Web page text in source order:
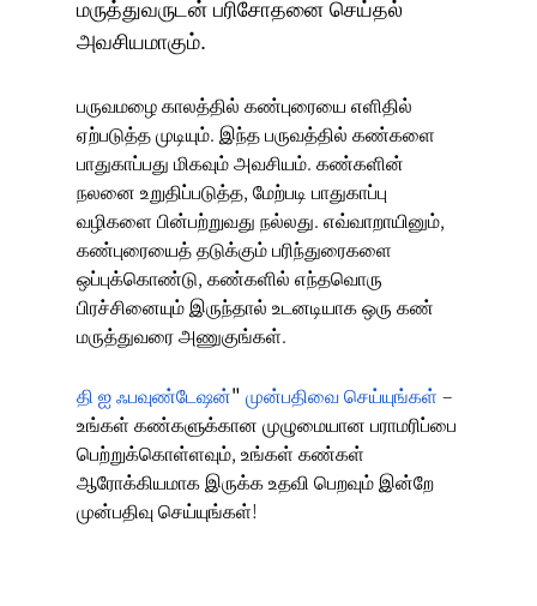
மருத்துவருடன் பரிசோதனை செய்தல்
அவசியமாகும்.
பருவமழை காலத்தில் கண்புரையை எளிதில்
ஏற்படுத்த முடியும். இந்த பருவத்தில் கண்களை
பாதுகாப்பது மிகவும் அவசியம். கண்களின்
நலனை உறுதிப்படுத்த, மேற்படி பாதுகாப்பு
வழிகளை பின்பற்றுவது நல்லது. எவ்வாறாயினும்,
கண்புரையைத் தடுக்கும் பரிந்துரைகளை
ஒப்புக்கொண்டு, கண்களில் எந்தவொரு
பிரச்சினையும் இருந்தால் உடனடியாக ஒரு கண்
மருத்துவரை அணுகுங்கள்.
தி ஐ ஃபவுண்டேஷன்" முன்பதிவை செய்யுங்கள் –
உங்கள் கண்களுக்கான முழுமையான பராமரிப்பை
பெற்றுக்கொள்ளவும், உங்கள் கண்கள்
ஆரோக்கியமாக இருக்க உதவி பெறவும் இன்றே
முன்பதிவு செய்யுங்கள்!